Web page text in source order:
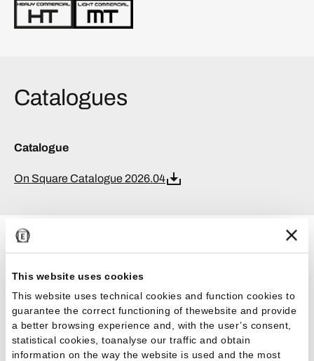
This website uses cookies
This website uses technical cookies and function cookies to
guarantee the correct functioning of thewebsite and provide
a better browsing experience and, with the user’s consent,
statistical cookies, toanalyse our traffic and obtain
information on the way the website is used and the most
Catalogues
Catalogue
On Square Catalogue 2026.04
HPD - Ceramic Tiles
Declare Ceramic and Porcelain Tiles